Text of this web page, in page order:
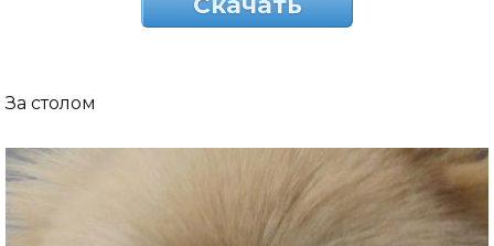
За столом